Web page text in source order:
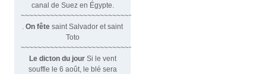
canal de Suez en Égypte.
~~~~~~~~~~~~~~~~~~~~~~~~~~~~~~~~~~~~
On fêtesaint Salvador et saint
Toto
~~~~~~~~~~~~~~~~~~~~~~~~~~~~~~
Le dicton du jour Si le vent
souffle le 6 août, le blé sera